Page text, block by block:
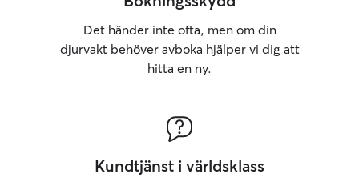
Det händer inte ofta, men om din
djurvakt behöver avboka hjälper vi dig att
hitta en ny.
Kundtjänst i världsklass